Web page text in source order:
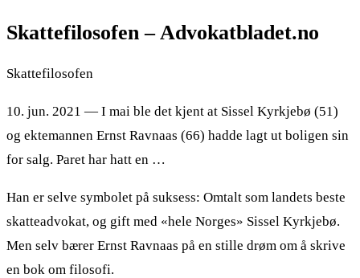
Skattefilosofen – Advokatbladet.no
Skattefilosofen
10. jun. 2021 — I mai ble det kjent at Sissel Kyrkjebø (51)
og ektemannen Ernst Ravnaas (66) hadde lagt ut boligen sin
for salg. Paret har hatt en …
Han er selve symbolet på suksess: Omtalt som landets beste
skatteadvokat, og gift med «hele Norges» Sissel Kyrkjebø.
Men selv bærer Ernst Ravnaas på en stille drøm om å skrive
en bok om filosofi.